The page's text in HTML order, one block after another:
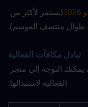
طوال منتصف الموسم).
تبادل مكافآت الفعالية
الفعالية لاستبدالها: